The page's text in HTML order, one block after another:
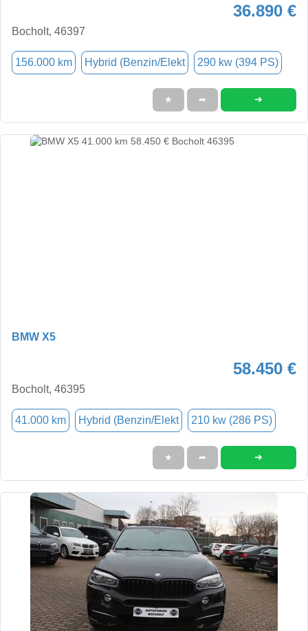
36.890 €
Bocholt, 46397
156.000 km Hybrid (Benzin/Elekt 290 kw (394 PS)
★ ➦ ➜
BMW X5
58.450 €
Bocholt, 46395
41.000 km Hybrid (Benzin/Elekt 210 kw (286 PS)
★ ➦ ➜